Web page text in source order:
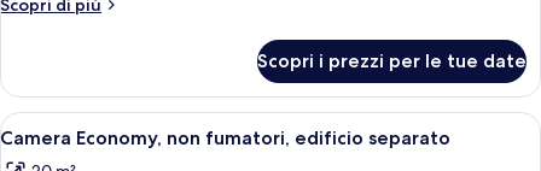
al
Scopri di più
Classic,
bagno
privato,
Scopri i prezzi per le tue date
Apri
tutte
Una tradizionale stanza
12
Camera Economy, non fumatori, edificio separato